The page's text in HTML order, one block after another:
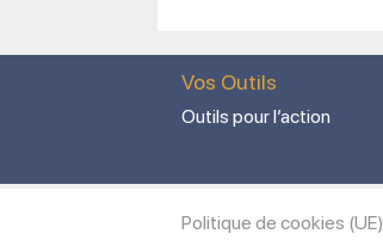
Vos Outils
Outils pour l’action
Politique de cookies (UE)